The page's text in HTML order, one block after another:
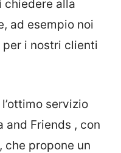
chiedere alla
ad esempio noi
i nostri clienti
servizio
and Friends , con
che propone un